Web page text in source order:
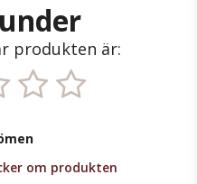
produkten är:
om produkten